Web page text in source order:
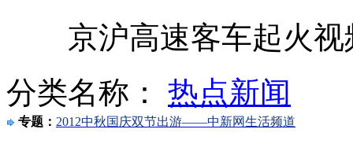
彝良山体滑坡淹没一小学含18名学生
京沪高速客车起火视
分类名称： 热点新闻
专题： 2012中秋国庆双节出游——中新网生活频道